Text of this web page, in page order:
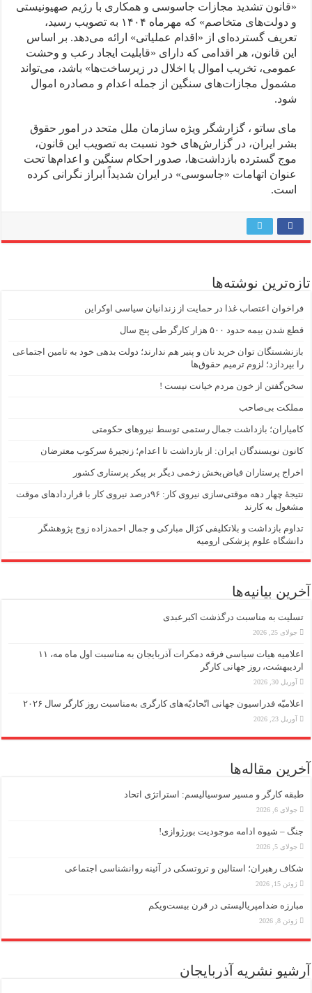
«قانون تشدید مجازات جاسوسی و همکاری با رژیم صهیونیستی
و دولت‌های متخاصم» که مهرماه ۱۴۰۴ به تصویب رسید،
تعریف گسترده‌ای از «اقدام عملیاتی» ارائه می‌دهد. بر اساس
این قانون، هر اقدامی که دارای «قابلیت ایجاد رعب و وحشت
عمومی، تخریب اموال یا اخلال در زیرساخت‌ها» باشد، می‌تواند
مشمول مجازات‌های سنگین از جمله اعدام و مصادره اموال
شود.
مای ساتو ، گزارشگر ویژه سازمان ملل متحد در امور حقوق
بشر ایران، در گزارش‌های خود نسبت به تصویب این قانون،
موج گسترده بازداشت‌ها، صدور احکام سنگین و اعدام‌ها تحت
عنوان اتهامات «جاسوسی» در ایران شدیداً ابراز نگرانی کرده
است.
تازه‌ترین نوشته‌ها
فراخوان اعتصاب غذا در حمایت از زندانیان سیاسی اوکراین
قطع شدن بیمه حدود ۵۰۰ هزار کارگر طی پنج سال
بازنشستگان توان خرید نان و پنیر هم ندارند؛ دولت بدهی خود به تامین اجتماعی
را بپردازد؛ لزوم ترمیم حقوق‌ها
سخن‌گفتن از خون مردم خیانت نیست !
مملکت بی‌صاحب
کامیاران؛ بازداشت جمال رستمی توسط نیروهای حکومتی
کانون نویسندگان ایران: از بازداشت تا اعدام؛ زنجیرۀ سرکوب معترضان
اخراج پرستاران فیاض‌بخش زخمی دیگر بر پیکر پرستاری کشور
نتیجهٔ چهار دهه موقتی‌سازی نیروی کار: ۹۶درصد نیروی کار با قراردادهای موقت
مشغول به کارند
تداوم بازداشت و بلاتکلیفی کژال مبارکی و جمال احمدزاده زوج پژوهشگر
دانشگاه علوم پزشکی ارومیه
آخرین بیانیه‌ها
تسلیت به مناسبت درگذشت اکبرعبدی
جولای 25, 2026
اعلامیه هیات سیاسی فرقه دمکرات آذربایجان به مناسبت اول ماه مه، ۱۱
اردیبهشت، روز جهانی کارگر
آوریل 30, 2026
اعلامیّه فدراسیون جهانی اتّحادیّه‌های کارگری به‌مناسبت روز کارگر سال ۲۰۲۶
آوریل 23, 2026
آخرین مقاله‌ها
طبقه کارگر و مسیر سوسیالیسم: استراتژی اتحاد
جولای 6, 2026
جنگ – شیوه ادامه موجودیت بورژوازی!
جولای 5, 2026
شکاف رهبران؛ استالین و تروتسکی در آئینه روانشناسی اجتماعی
ژوئن 15, 2026
مبارزه ضد‌امپریالیستی در قرن بیست‌ویکم
ژوئن 8, 2026
آرشیو نشریه آذربایجان